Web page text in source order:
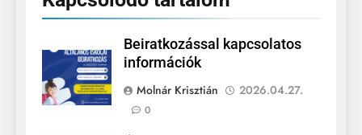
Beiratkozással kapcsolatos
információk
Molnár Krisztián
2026.04.27.
0